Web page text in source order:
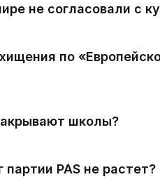
не согласовали с
по
школы?
PAS не растет?